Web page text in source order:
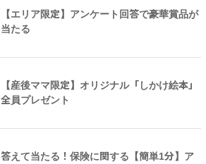
【エリア限定】アンケート回答で豪華賞品が
当たる
【産後ママ限定】オリジナル「しかけ絵本」
全員プレゼント
答えて当たる！保険に関する【簡単1分】ア